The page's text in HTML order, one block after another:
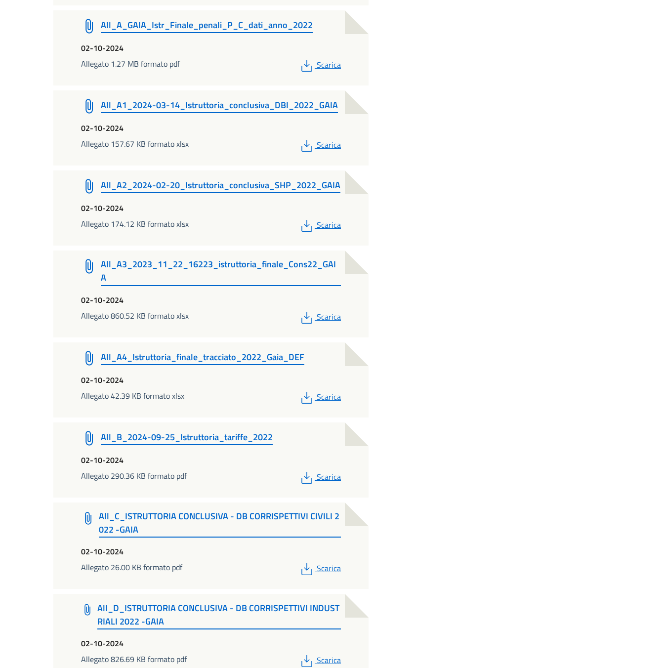
All_A_GAIA_Istr_Finale_penali_P_C_dati_anno_2022
02-10-2024
Allegato 1.27 MB formato pdf
PDF
Scarica
All_A1_2024-03-14_Istruttoria_conclusiva_DBI_2022_GAIA
02-10-2024
Allegato 157.67 KB formato xlsx
PDF
Scarica
All_A2_2024-02-20_Istruttoria_conclusiva_SHP_2022_GAIA
02-10-2024
Allegato 174.12 KB formato xlsx
PDF
Scarica
All_A3_2023_11_22_16223_istruttoria_finale_Cons22_GAI
A
02-10-2024
Allegato 860.52 KB formato xlsx
PDF
Scarica
All_A4_Istruttoria_finale_tracciato_2022_Gaia_DEF
02-10-2024
Allegato 42.39 KB formato xlsx
PDF
Scarica
All_B_2024-09-25_Istruttoria_tariffe_2022
02-10-2024
Allegato 290.36 KB formato pdf
PDF
Scarica
All_C_ISTRUTTORIA CONCLUSIVA - DB CORRISPETTIVI CIVILI 2
022 -GAIA
02-10-2024
Allegato 26.00 KB formato pdf
PDF
Scarica
All_D_ISTRUTTORIA CONCLUSIVA - DB CORRISPETTIVI INDUST
RIALI 2022 -GAIA
02-10-2024
Allegato 826.69 KB formato pdf
PDF
Scarica